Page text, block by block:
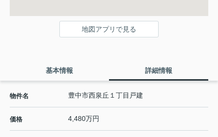
地図アプリで見る
基本情報 詳細情報
物件名 豊中市西泉丘１丁目戸建
価格 4,480万円